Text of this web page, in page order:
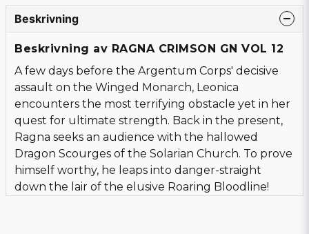
Beskrivning
Beskrivning av RAGNA CRIMSON GN VOL 12
A few days before the Argentum Corps' decisive
assault on the Winged Monarch, Leonica
encounters the most terrifying obstacle yet in her
quest for ultimate strength. Back in the present,
Ragna seeks an audience with the hallowed
Dragon Scourges of the Solarian Church. To prove
himself worthy, he leaps into danger-straight
down the lair of the elusive Roaring Bloodline!